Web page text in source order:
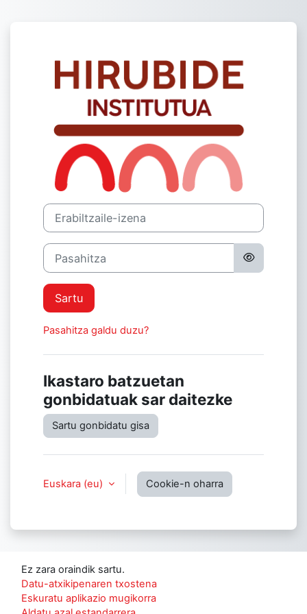
Sartu Hirubide
Erabiltzaile-izena
Pasahitza
Sartu
Pasahitza galdu duzu?
Ikastaro batzuetan
gonbidatuak sar daitezke
Sartu gonbidatu gisa
Euskara ‎(eu)‎ Cookie-n oharra
Ez zara oraindik sartu.
Datu-atxikipenaren txostena
Eskuratu aplikazio mugikorra